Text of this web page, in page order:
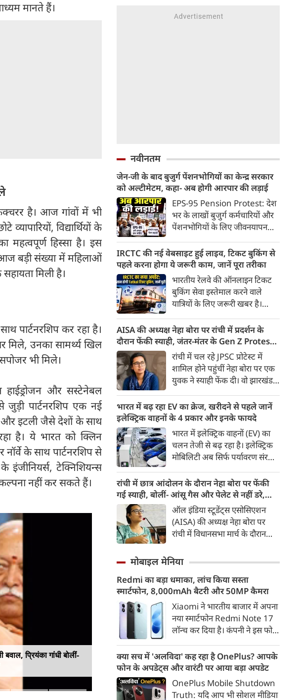
मानते हैं।
है। आज गांवों में भी
विद्यार्थियों के
महत्वपूर्ण हिस्सा है। इस
आज बड़ी संख्या में महिलाओं
मिली है।
पार्टनरशिप कर रहा है।
मिले, उनका सामर्थ्य खिल
भी मिले।
हाईड्रोजन और सस्टेनेबल
पार्टनरशिप एक नई
और इटली जैसे देशों के साथ
है। ये भारत को क्लिन
के साथ पार्टनरशिप से
इंजीनियर्स, टेक्निशियन्स
नहीं कर सकते हैं।
प्रियंका गांधी बोलीं-
नवीनतम
जेन-जी के बाद बुजुर्ग पेंशनभोगियों का केन्द्र सरकार
को अल्टीमेटम, कहा- अब होगी आरपार की लड़ाई
EPS-95 Pension Protest: देश
भर के लाखों बुजुर्ग कर्मचारियों और
पेंशनभोगियों के लिए जीवनयापन
है। एम्प्लॉइज पेंशन स्कीम (EPS-95)
के तहत मिलने वाली बेहद कम पेंशन
से नाराज देश के सेवानिवृत्त कर्मचारी
अब आर-पार की लड़ाई के मूड में हैं।
IRCTC की नई वेबसाइट हुई लाइव, टिकट बुकिंग से
पहले करना होगा ये जरूरी काम, जानें पूरा तरीका
भारतीय रेलवे की ऑनलाइन टिकट
बुकिंग सेवा इस्तेमाल करने वाले
यात्रियों के लिए जरूरी खबर है।
वेबसाइट का बीटा वर्जन लॉन्च कर
दिया है। करीब 24 साल पुराने
इंटरफेस के बाद वेबसाइट को नए
डिजाइन और कई नए फीचर्स के साथ
अपडेट किया गया है।
AISA की अध्यक्ष नेहा बोरा पर रांची में प्रदर्शन के
दौरान फेंकी स्याही, जंतर-मंतर के Gen Z Protest
से आई थी चर्चा में रांची में चल रहे JPSC प्रोटेस्ट में
शामिल होने पहुंचीं नेहा बोरा पर एक
युवक ने स्याही फेंक दी। वो झारखंड में
थी। घटना के बाद नेहा बोरा ने कहा
कि इसका पता लगाना जरूरी है कि ये
कौन सी ताकतें हैं।
भारत में बढ़ रहा EV का क्रेज, खरीदने से पहले जानें
इलेक्ट्रिक वाहनों के 4 प्रकार और इनके फायदे
भारत में इलेक्ट्रिक वाहनों (EV) का
चलन तेजी से बढ़ रहा है। इलेक्ट्रिक
मोबिलिटी अब सिर्फ पर्यावरण संरक्षण
ऊर्जा सुरक्षा, आर्थिक विकास और
टिकाऊ परिवहन व्यवस्था का अहम
हिस्सा बनती जा रही है। 2016 के
बाद से भारत में इलेक्ट्रिक वाहनों की
बिक्री में करीब 46 गुना बढ़ोतरी हुई
है। वहीं, EV से जुड़े निर्यात का मूल्य
बढ़कर 2024 में 8.4 करोड़
अमेरिकी डॉलर हो गया।
रांची में छात्र आंदोलन के दौरान नेहा बोरा पर फेंकी
गई स्याही, बोलीं- आंसू गैस और पेलेट से नहीं डरे,
इससे भी नहीं डरेंगे ऑल इंडिया स्टूडेंट्स एसोसिएशन
(AISA) की अध्यक्ष नेहा बोरा पर
रांची में विधानसभा मार्च के दौरान
जुलाई को हम पर आंसू गैस के गोले
किया गया; जब हम तब नहीं डरे, तो
यह मामूली स्याही हमारा क्या बिगाड़
लेगी?
मोबाइल मेनिया
Redmi का बड़ा धमाका, लांच किया सस्ता
स्मार्टफोन, 8,000mAh बैटरी और 50MP कैमरा
Xiaomi ने भारतीय बाजार में अपना
नया स्मार्टफोन Redmi Note 17
लॉन्च कर दिया है। कंपनी ने इस फोन
डिस्प्ले, 8,000mAh की बड़ी बैटरी
और Qualcomm Snapdragon
चिपसेट के साथ पेश किया है। फोन में
50MP का मेन कैमरा दिया गया है।
क्या सच में 'अलविदा' कह रहा है OnePlus? आपके
फोन के अपडेट्स और वारंटी पर आया बड़ा अपडेट
OnePlus Mobile Shutdown
Truth: यदि आप भी सोशल मीडिया